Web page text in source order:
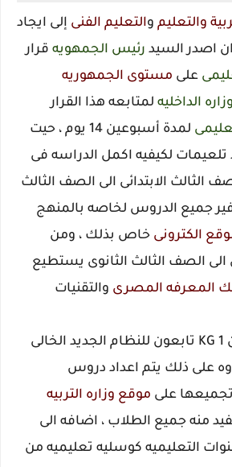
والتعليم والتعليم الفنى إلى ايجاد
اصدر السيد رئيس الجمهويه قرار
على مستوى الجمهوريه
الداخليه لمتابعه هذا القرار
لمدة أسبوعين 14 يوم ، حيت
تلعيمات لكيفيه اكمل الدراسه فى
الثالث الابتدائى الى الصف الثالث
جميع الدروس لخاصه بالمنهج
الكترونى خاص بذلك ، ومن
الى الصف الثالث الثانوى يستطيع
المعرفه المصرى والتقنيات
اما بالنسبه ابتدا من KG 1 تابعون للنظام الجديد الخالى
على ذلك يتم اعداد دروس
على موقع وزاره التربيه
منه جميع الطلاب ، اضافه الى
التعليميه كوسليه تعليميه من